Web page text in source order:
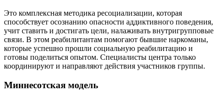
Это комплексная методика ресоциализации, которая
способствует осознанию опасности аддиктивного поведения,
учит ставить и достигать цели, налаживать внутригрупповые
связи. В этом реабилитантам помогают бывшие наркоманы,
которые успешно прошли социальную реабилитацию и
готовы поделиться опытом. Специалисты центра только
координируют и направляют действия участников группы.
Миннесотская модель